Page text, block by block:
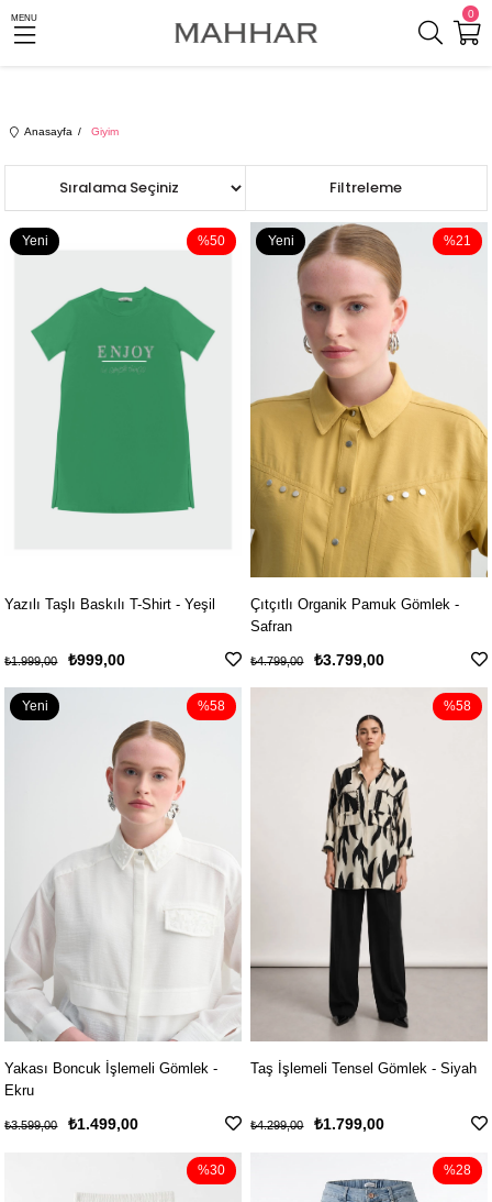
0
MENU
Anasayfa Giyim
Filtreleme
Sıralama
Yazılı Taşlı Baskılı T-Shirt - Yeşil
₺999,00
₺1.999,00
%50
Yeni
Çıtçıtlı Organik Pamuk Gömlek -
Safran
₺3.799,00
₺4.799,00
%21
Yeni
Yakası Boncuk İşlemeli Gömlek -
Ekru
₺1.499,00
₺3.599,00
%58
Yeni
Taş İşlemeli Tensel Gömlek - Siyah
₺1.799,00
₺4.299,00
%58
%30 %28